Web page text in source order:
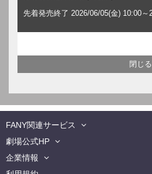
先着発売終了 2026/06/05(金) 10:00～
FANY関連サービス
劇場公式HP
企業情報